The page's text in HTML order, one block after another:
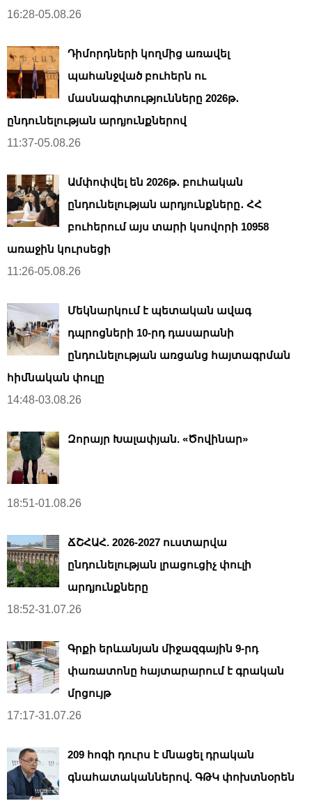
16:28-05.08.26
Դիմորդների կողմից առավել
պահանջված բուհերն ու
մասնագիտությունները 2026թ․
ընդունելության արդյունքներով
11:37-05.08.26
Ամփոփվել են 2026թ․ բուհական
ընդունելության արդյունքները․ ՀՀ
բուհերում այս տարի կսովորի 10958
առաջին կուրսեցի
11:26-05.08.26
Մեկնարկում է պետական ավագ
դպրոցների 10-րդ դասարանի
ընդունելության առցանց հայտագրման
հիմնական փուլը
14:48-03.08.26
Զորայր Խալափյան. «Ծովինար»
18:51-01.08.26
ՃՇՀԱՀ. 2026-2027 ուստարվա
ընդունելության լրացուցիչ փուլի
արդյունքները
18:52-31.07.26
Գրքի երևանյան միջազգային 9-րդ
փառատոնը հայտարարում է գրական
մրցույթ
17:17-31.07.26
209 հոգի դուրս է մնացել դրական
գնահատականներով. ԳԹԿ փոխտնօրեն